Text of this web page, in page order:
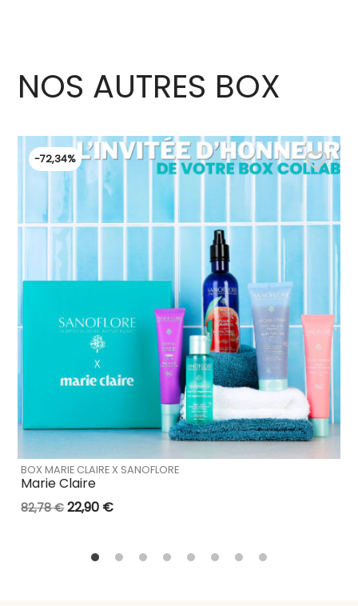
NOS AUTRES BOX
BOX MARIE CLAIRE X SANOFLORE
Marie Claire
82,78 € 22,90 €
-72,34% favorite_border